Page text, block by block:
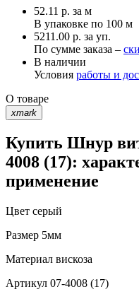
52.11 р. за м
В упаковке по 100 м
5211.00 р. за уп.
По сумме заказа –
В наличии
Условия работы и
О товаре
xmark
Купить Шнур
4008 (17):
применение
Цвет серый
Размер 5мм
Материал вискоза
Артикул 07-4008 (17)